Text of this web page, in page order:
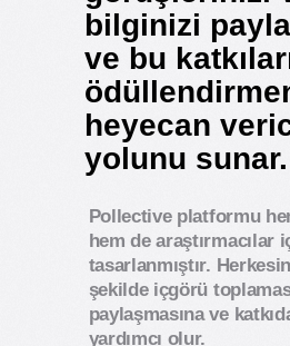
bilginizi
ve bu
heyecan
yolunu sunar.
Pollective platformu
hem de araştırmacılar
tasarlanmıştır.
şekilde içgörü
paylaşmasına ve
yardımcı olur.